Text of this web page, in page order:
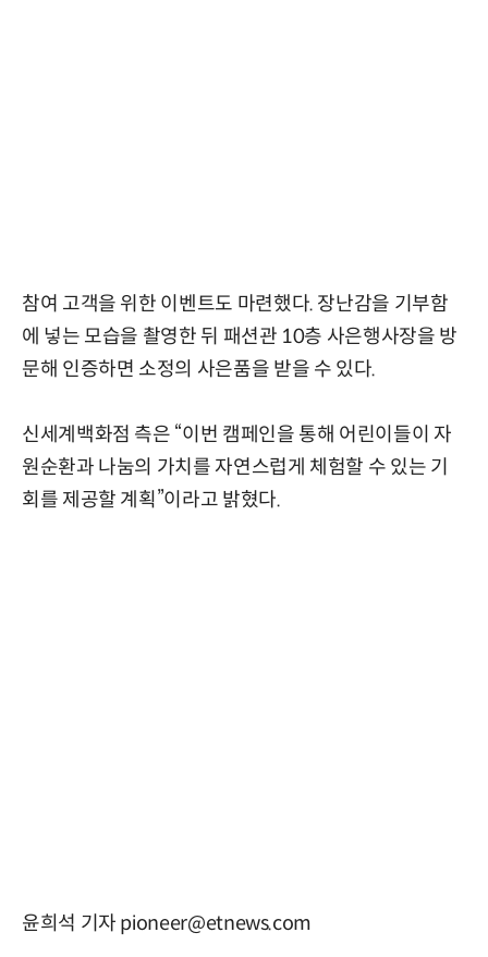
참여 고객을 위한 이벤트도 마련했다. 장난감을 기부함
에 넣는 모습을 촬영한 뒤 패션관 10층 사은행사장을 방
문해 인증하면 소정의 사은품을 받을 수 있다.
신세계백화점 측은 “이번 캠페인을 통해 어린이들이 자
원순환과 나눔의 가치를 자연스럽게 체험할 수 있는 기
회를 제공할 계획”이라고 밝혔다.
윤희석 기자 pioneer@etnews.com